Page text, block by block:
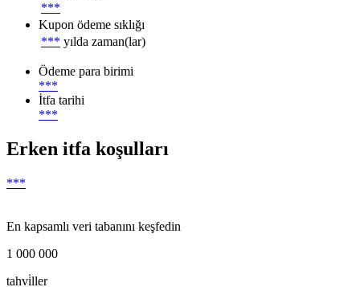
***
Kupon ödeme sıklığı
*** yılda zaman(lar)
Ödeme para birimi
***
İtfa tarihi
***
Erken itfa koşulları
***
En kapsamlı veri tabanını keşfedin
1 000 000
tahvi̇ller